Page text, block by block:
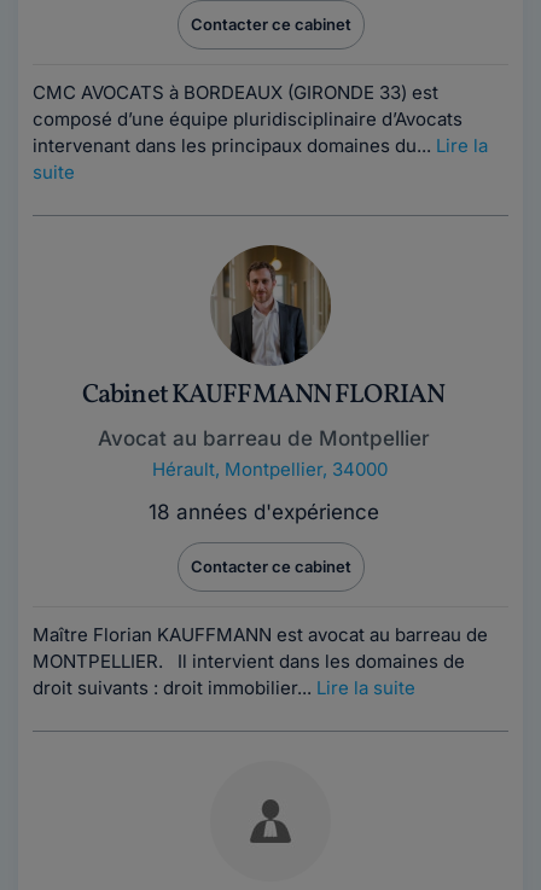
Contacter ce cabinet
CMC AVOCATS à BORDEAUX (GIRONDE 33) est
composé d’une équipe pluridisciplinaire d’Avocats
intervenant dans les principaux domaines du... Lire la
suite
Cabinet KAUFFMANN FLORIAN
Avocat au barreau de Montpellier
Hérault, Montpellier, 34000
18 années d'expérience
Contacter ce cabinet
Maître Florian KAUFFMANN est avocat au barreau de
MONTPELLIER. Il intervient dans les domaines de
droit suivants : droit immobilier... Lire la suite